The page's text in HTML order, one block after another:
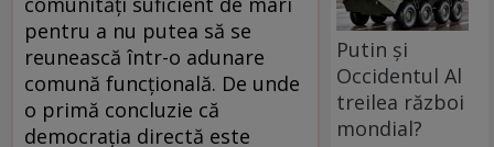
pentru a nu putea să se
reunească într-o adunare
comună funcțională. De unde
o primă concluzie că
democrația directă este
Putin și
Occidentul Al
treilea război
mondial?